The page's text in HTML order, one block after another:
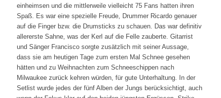
einheimsen und die mittlerweile vielleicht 75 Fans hatten ihren
Spaß. Es war eine spezielle Freude, Drummer Ricardo genauer
auf die Finger bzw. die Drumsticks zu schauen. Das war definitiv
allererste Sahne, was der Kerl auf die Felle zauberte. Gitarrist
und Sänger Francisco sorgte zusätzlich mit seiner Aussage,
dass sie am heutigen Tage zum ersten Mal Schnee gesehen
hätten und zu Weihnachten zum Schneeschippen nach
Milwaukee zurück kehren würden, für gute Unterhaltung. In der
Setlist wurde jedes der fünf Alben der Jungs berücksichtigt, auch